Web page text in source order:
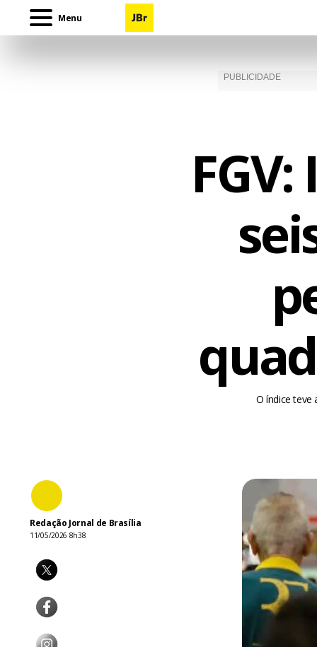
Menu
O índice teve
Redação Jornal de Brasília
11/05/2026 8h38